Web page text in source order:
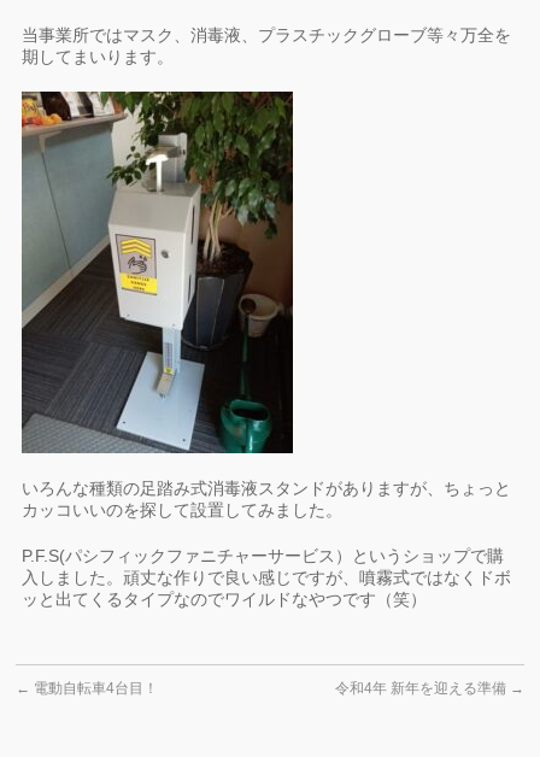
当事業所ではマスク、消毒液、プラスチックグローブ等々万全を
期してまいります。
いろんな種類の足踏み式消毒液スタンドがありますが、ちょっと
カッコいいのを探して設置してみました。
P.F.S(パシフィックファニチャーサービス）というショップで購
入しました。頑丈な作りで良い感じですが、噴霧式ではなくドボ
ッと出てくるタイプなのでワイルドなやつです（笑）
← 電動自転車4台目！ 令和4年 新年を迎える準備 →